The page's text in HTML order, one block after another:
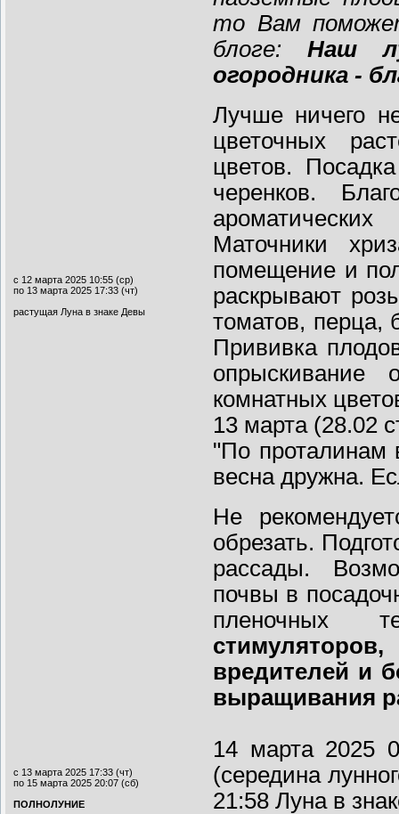
то Вам
блоге:Наш
огородника -
с 12 марта 2025 10:55 (ср)
по 13 марта 2025 17:33 (чт)
растущая Луна в знаке Девы
Лучше ничего
цветочных
цветов.
черенков.
Маточники
помещение и
раскрывают
томатов, перца,
Прививка
опрыскивание
комнатных
13 марта (28.02
"По проталинам
весна дружна.
с 13 марта 2025 17:33 (чт)
по 15 марта 2025 20:07 (сб)
ПОЛНОЛУНИЕ
Не
обрезать.
рассады.
почвы в
пленочных
вредителей и
выращивания
14 марта 2025
(середина
21:58 Луна в